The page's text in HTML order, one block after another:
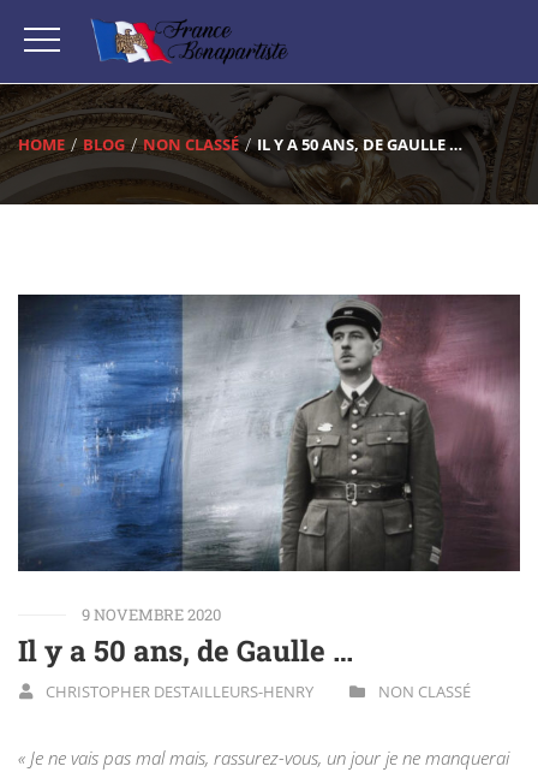
HOME BLOG NON CLASSÉ IL Y A 50 ANS, DE GAULLE …
9 NOVEMBRE 2020
Il y a 50 ans, de Gaulle …
CHRISTOPHER DESTAILLEURS-HENRY NON CLASSÉ
« Je ne vais pas mal mais, rassurez-vous, un jour je ne manquerai